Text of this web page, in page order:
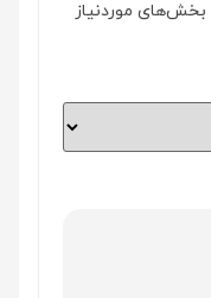
بخش‌های موردنیاز